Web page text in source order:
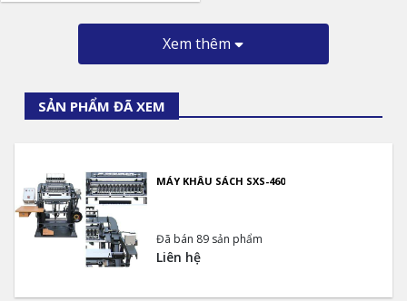
Xem thêm
SẢN PHẨM ĐÃ XEM
MÁY KHÂU SÁCH SXS-460
Đã bán 89 sản phẩm
Liên hệ